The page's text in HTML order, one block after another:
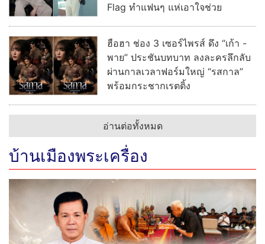
Flag ทำแฟนๆ แห่เอาใจช่วย
ฮือฮา ช่อง 3 เซอร์ไพรส์ ดึง “เก้า -
พาย” ประชันบทบาท ลงละครลึกลับ
ผ่านกาลเวลาฟอร์มใหญ่ “รสกาล”
พร้อมกระชากเรตติ้ง
อ่านต่อทั้งหมด
บ้านเมืองพระเครื่อง